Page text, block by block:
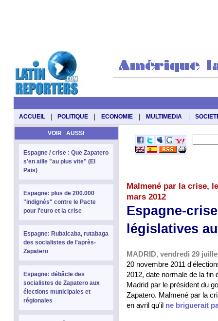
ACCUEIL | POLITIQUE | ECONOMIE | MULTIMEDIA |
Malmené par la crise,
mars 2012
Espagne-
législatives
MADRID, vendredi 29
20 novembre 2011
2012, date normale de la fin
Madrid par le président du
Zapatero. Malmené par la
en avril qu'il ne briguerait
VOIR AUSSI
Espagne / crise : Que Zapatero
s'en aille "au plus vite" (El
Pais)
Espagne: plus de 200.000
"indignés" contre le Pacte
pour l'euro et la crise
Espagne: Rubalcaba, rutabaga
des socialistes de l'après-
Zapatero
Espagne: débâcle des
socialistes de Zapatero aux
élections municipales et
régionales